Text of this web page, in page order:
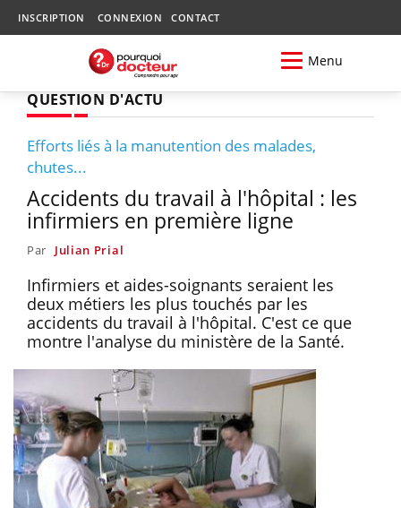
INSCRIPTION CONNEXION CONTACT
Menu
QUESTION D'ACTU
Efforts liés à la manutention des malades,
chutes...
Accidents du travail à l'hôpital : les
infirmiers en première ligne
Par Julian Prial
Infirmiers et aides-soignants seraient les
deux métiers les plus touchés par les
accidents du travail à l'hôpital. C'est ce que
montre l'analyse du ministère de la Santé.